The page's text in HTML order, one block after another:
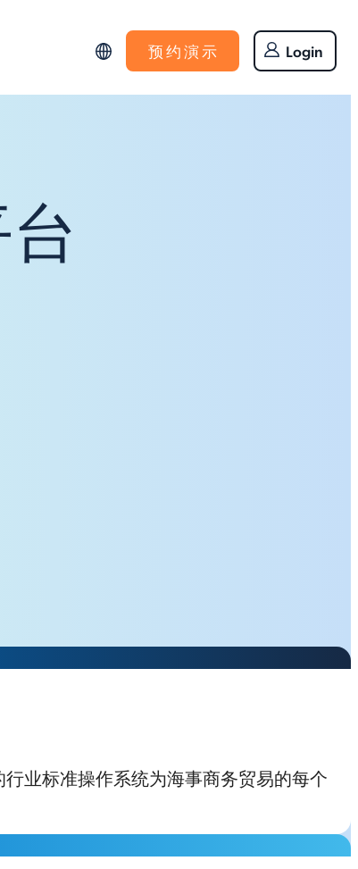
预 约 演 示 Login
业标准操作系统为海事商务贸易的每个